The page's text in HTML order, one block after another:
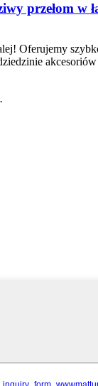
przełom w
Oferujemy